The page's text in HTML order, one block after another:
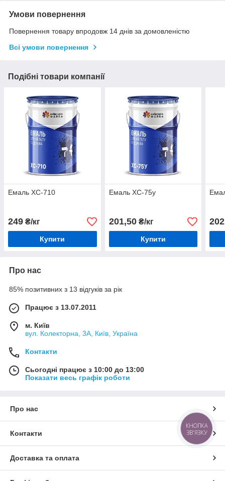
Умови повернення
Повернення товару впродовж 14 днів за домовленістю
Всі умови повернення
Подібні товари компанії
Емаль ХС-710
249 ₴/кг
Купити
Емаль ХС-75у
201,50₴/кг
Купити
202
Про нас
85% позитивних з 13 відгуків за рік
Працює з 13.07.2011
м. Київ
вул. Колекторна, 3А, Київ, Україна
Контакти
Сьогодні працює з 10:00 до 13:00
Показати весь графік роботи
Про нас
Контакти
Доставка та оплата
КНОПКА
ЗВ'ЯЗКУ